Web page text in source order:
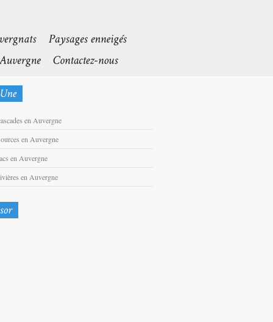
en Auvergne
en Auvergne
en Auvergne
en Auvergne